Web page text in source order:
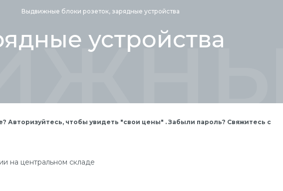
Выдвижные блоки розеток, зарядные устройства
устройства
Авторизуйтесь, чтобы увидеть "свои цены" . Забыли пароль? Свяжитесь с
на центральном складе